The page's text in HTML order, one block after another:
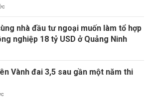
nhà đầu tư ngoại muốn làm tổ hợp
nghiệp 18 tỷ USD ở Quảng Ninh
Vành đai 3,5 sau gần một năm thi